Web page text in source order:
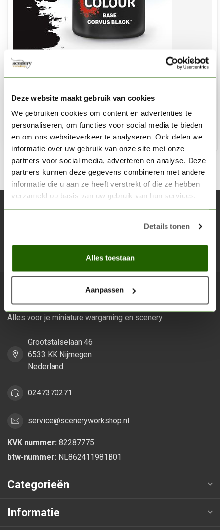
Deze website maakt gebruik van cookies
We gebruiken cookies om content en advertenties te
personaliseren, om functies voor social media te bieden
en om ons websiteverkeer te analyseren. Ook delen we
informatie over uw gebruik van onze site met onze
partners voor social media, adverteren en analyse. Deze
partners kunnen deze gegevens combineren met andere
informatie die u aan ze heeft verstrekt of die ze hebben
verzameld op basis van uw gebruik van hun services.
Details tonen
Alles toestaan
Aanpassen
CITADEL
Corvus Black - Base Paint - 12ml - 21-44
€3,60
Niet op voorraad
Abonneer je op onze nieuwsbrief
Blijf op de hoogte over onze laatste acties
Scenery Workshop BV
Alles voor je miniature wargaming en scenery
Grootstalselaan 46
6533 KK Nijmegen
Nederland
0247370271
service@sceneryworkshop.nl
KVK nummer: 82287775
btw-nummer: NL862411981B01
Categorieën
Informatie